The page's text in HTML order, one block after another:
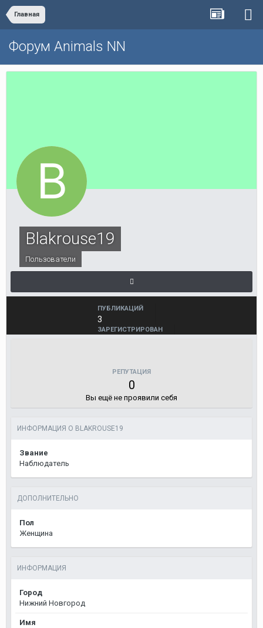
Главная
Форум Animals NN
Blakrouse19
Пользователи
ПУБЛИКАЦИЙ
3
ЗАРЕГИСТРИРОВАН
РЕПУТАЦИЯ
0
Вы ещё не проявили себя
ИНФОРМАЦИЯ О BLAKROUSE19
Звание
Наблюдатель
ДОПОЛНИТЕЛЬНО
Пол
Женщина
ИНФОРМАЦИЯ
Город
Нижний Новгород
Имя